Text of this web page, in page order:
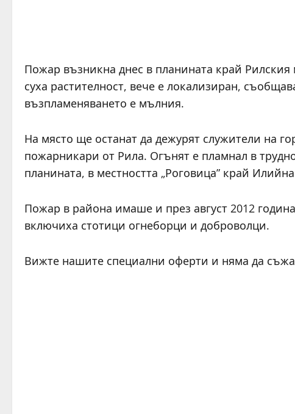
Пожар възникна днес в планината край Рилския
суха растителност, вече е локализиран,
възпламеняването е мълния.
На място ще останат да дежурят служители на
пожарникари от Рила. Огънят е пламнал в
планината, в местността „Роговица” край
Пожар в района имаше и през август 2012
включиха стотици огнеборци и доброволци.
Вижте нашите специални оферти и няма да